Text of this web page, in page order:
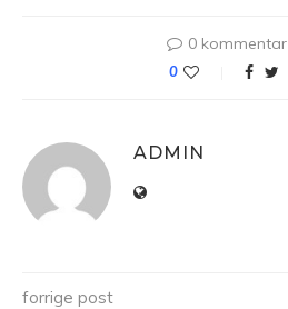
0 kommentar
0
ADMIN
forrige post